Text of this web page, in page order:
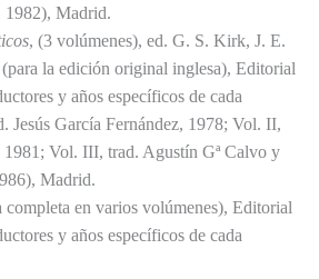
1982), Madrid.
, (3 volúmenes), ed. G. S. Kirk, J. E.
la edición original inglesa), Editorial
y años específicos de cada
Jesús García Fernández, 1978; Vol. II,
1981; Vol. III, trad. Agustín Gª Calvo y
Madrid.
completa en varios volúmenes), Editorial
y años específicos de cada